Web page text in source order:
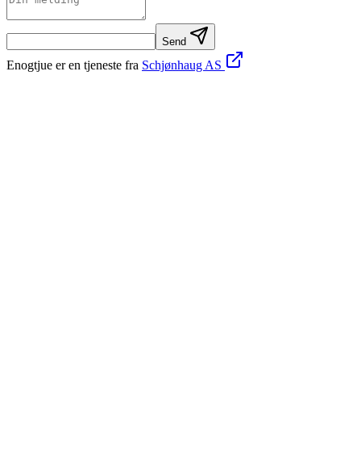
Send
Enogtjue er en tjeneste fra Schjønhaug AS